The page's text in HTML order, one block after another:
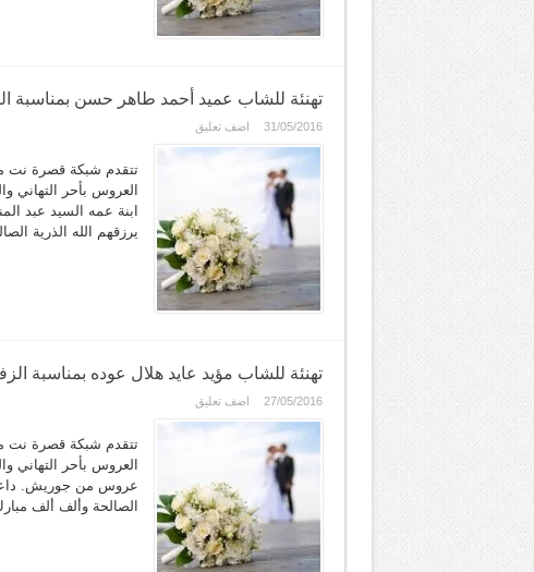
تهنئة للشاب عميد أحمد طاهر حسن بمناسبة
31/05/2016 اضف تعليق
تتقدم شبكة قصرة نت
ابنة عمه السيد عبد
يرزقهم الله الذرية
تهنئة للشاب مؤيد عايد هلال عوده بمناسبة
27/05/2016 اضف تعليق
تتقدم شبكة قصرة نت
عروس من جوريش. داعين
الصالحة وألف ألف